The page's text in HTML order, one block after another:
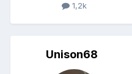
1,2k
Unison68